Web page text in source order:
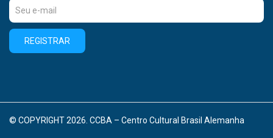
REGISTRAR
© COPYRIGHT 2026. CCBA – Centro Cultural Brasil Alemanha